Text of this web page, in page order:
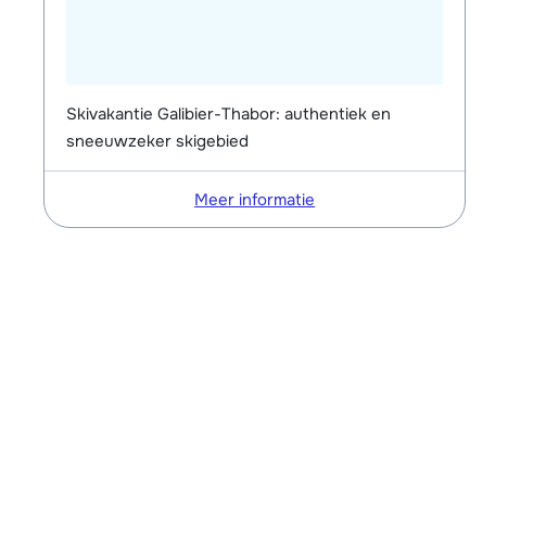
Skivakantie Galibier-Thabor: authentiek en
sneeuwzeker skigebied
Meer informatie